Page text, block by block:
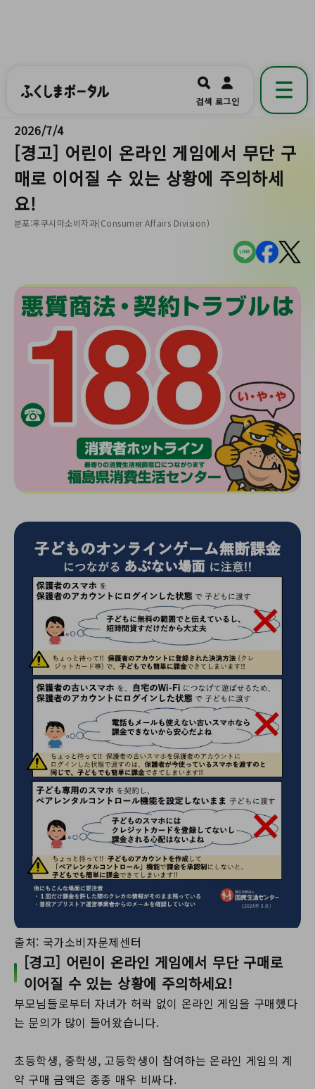
福島県公式の地域情報ポータルアプリ
開く
검색 로그인
2026/7/4
[경고] 어린이 온라인 게임에서 무단 구
매로 이어질 수 있는 상황에 주의하세
요!
분포:후쿠시마소비자과(Consumer Affairs Division)
출처: 국가소비자문제센터
[경고] 어린이 온라인 게임에서 무단 구매로
이어질 수 있는 상황에 주의하세요!
부모님들로부터 자녀가 허락 없이 온라인 게임을 구매했다
는 문의가 많이 들어왔습니다.
초등학생, 중학생, 고등학생이 참여하는 온라인 게임의 계
약 구매 금액은 종종 매우 비싸다.